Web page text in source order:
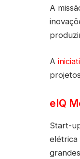
A
A
eIQ
Start-
elétrica